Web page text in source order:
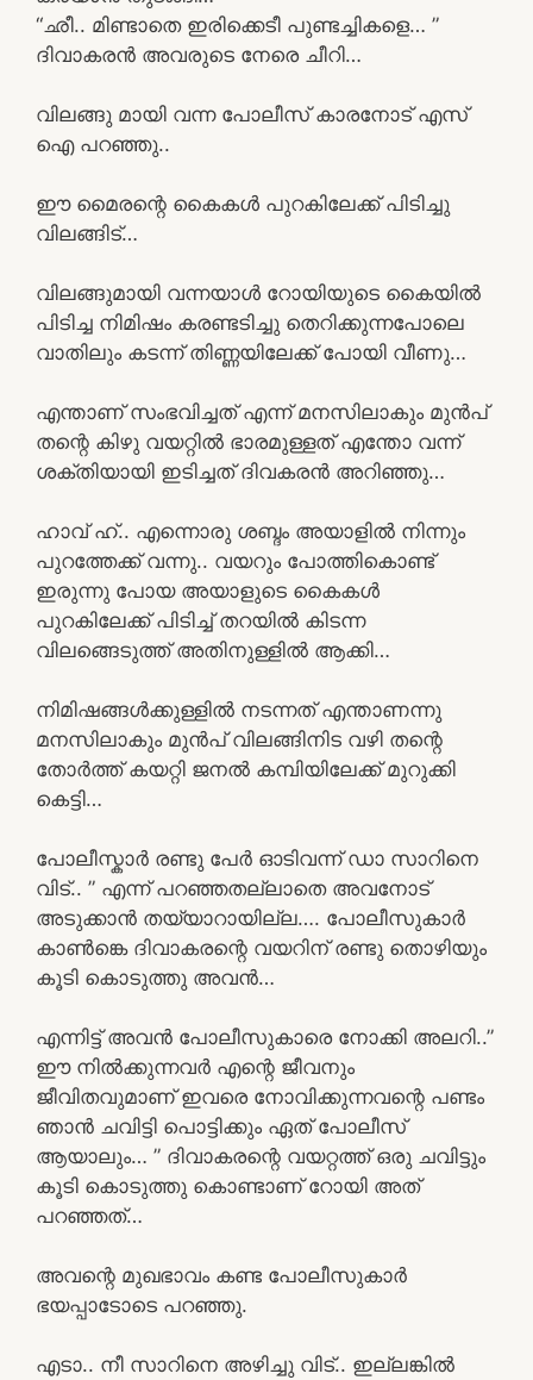
“ഛീ.. മിണ്ടാതെ ഇരിക്കെടീ പുണ്ടച്ചികളെ… ”
ദിവാകരൻ അവരുടെ നേരെ ചീറി…
വിലങ്ങു മായി വന്ന പോലീസ് കാരനോട് എസ്
ഐ പറഞ്ഞു..
ഈ മൈരന്റെ കൈകൾ പുറകിലേക്ക് പിടിച്ചു
വിലങ്ങിട്…
വിലങ്ങുമായി വന്നയാൾ റോയിയുടെ കൈയിൽ
പിടിച്ച നിമിഷം കരണ്ടടിച്ചു തെറിക്കുന്നപോലെ
വാതിലും കടന്ന് തിണ്ണയിലേക്ക് പോയി വീണു…
എന്താണ് സംഭവിച്ചത് എന്ന് മനസിലാകും മുൻപ്
തന്റെ കിഴു വയറ്റിൽ ഭാരമുള്ളത് എന്തോ വന്ന്
ശക്തിയായി ഇടിച്ചത് ദിവകരൻ അറിഞ്ഞു…
ഹാവ് ഹ്.. എന്നൊരു ശബ്ദം അയാളിൽ നിന്നും
പുറത്തേക്ക് വന്നു.. വയറും പോത്തികൊണ്ട്
ഇരുന്നു പോയ അയാളുടെ കൈകൾ
പുറകിലേക്ക് പിടിച്ച് തറയിൽ കിടന്ന
വിലങ്ങെടുത്ത് അതിനുള്ളിൽ ആക്കി…
നിമിഷങ്ങൾക്കുള്ളിൽ നടന്നത് എന്താണന്നു
മനസിലാകും മുൻപ് വിലങ്ങിനിട വഴി തന്റെ
തോർത്ത്‌ കയറ്റി ജനൽ കമ്പിയിലേക്ക് മുറുക്കി
കെട്ടി…
പോലീസ്കാർ രണ്ടു പേർ ഓടിവന്ന് ഡാ സാറിനെ
വിട്.. ” എന്ന് പറഞ്ഞതല്ലാതെ അവനോട്
അടുക്കാൻ തയ്യാറായില്ല…. പോലീസുകാർ
കാൺങ്കെ ദിവാകരന്റെ വയറിന് രണ്ടു തൊഴിയും
കൂടി കൊടുത്തു അവൻ…
എന്നിട്ട് അവൻ പോലീസുകാരെ നോക്കി അലറി..”
ഈ നിൽക്കുന്നവർ എന്റെ ജീവനും
ജീവിതവുമാണ് ഇവരെ നോവിക്കുന്നവന്റെ പണ്ടം
ഞാൻ ചവിട്ടി പൊട്ടിക്കും ഏത് പോലീസ്
ആയാലും… ” ദിവാകരന്റെ വയറ്റത്ത് ഒരു ചവിട്ടും
കൂടി കൊടുത്തു കൊണ്ടാണ് റോയി അത്
പറഞ്ഞത്…
അവന്റെ മുഖഭാവം കണ്ട പോലീസുകാർ
ഭയപ്പാടോടെ പറഞ്ഞു.
എടാ.. നീ സാറിനെ അഴിച്ചു വിട്.. ഇല്ലങ്കിൽ